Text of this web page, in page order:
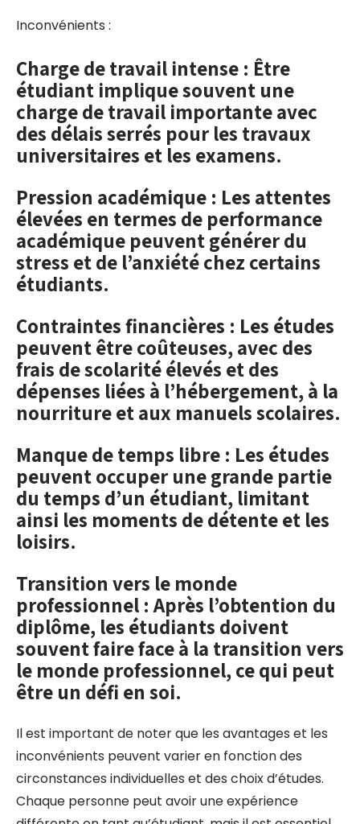
Inconvénients :
Charge de travail intense : Être
étudiant implique souvent une
charge de travail importante avec
des délais serrés pour les travaux
universitaires et les examens.
Pression académique : Les attentes
élevées en termes de performance
académique peuvent générer du
stress et de l’anxiété chez certains
étudiants.
Contraintes financières : Les études
peuvent être coûteuses, avec des
frais de scolarité élevés et des
dépenses liées à l’hébergement, à la
nourriture et aux manuels scolaires.
Manque de temps libre : Les études
peuvent occuper une grande partie
du temps d’un étudiant, limitant
ainsi les moments de détente et les
loisirs.
Transition vers le monde
professionnel : Après l’obtention du
diplôme, les étudiants doivent
souvent faire face à la transition vers
le monde professionnel, ce qui peut
être un défi en soi.
Il est important de noter que les avantages et les
inconvénients peuvent varier en fonction des
circonstances individuelles et des choix d’études.
Chaque personne peut avoir une expérience